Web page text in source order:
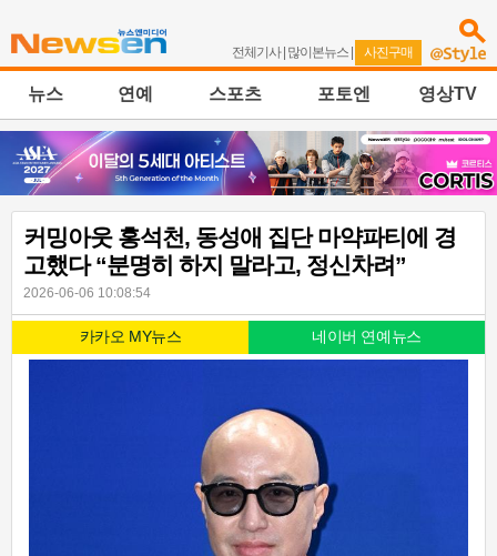
전체기사| 많이본뉴스 | 사진구매
뉴스 연예 스포츠 포토엔 영상TV
커밍아웃 홍석천, 동성애 집단 마약파티에 경
고했다 “분명히 하지 말라고, 정신차려”
2026-06-06 10:08:54
카카오 MY뉴스 네이버 연예뉴스